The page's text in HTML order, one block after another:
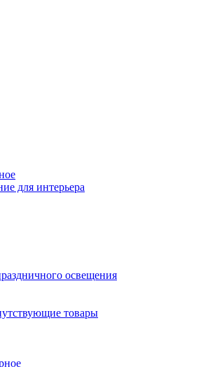
для интерьера
освещения
товары